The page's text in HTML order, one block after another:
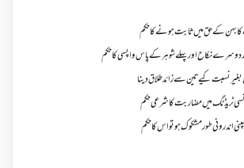
بہن کے حق میں ثابت ہونے کا حکم
دوسرے نکاح اور پہلے شوہر کے پاس واپسی کا حکم
نسبت کیے تین سے زائد طلاق دینا
ٹریڈنگ میں مضاربت کا شرعی حکم
اندرونی طور مشکوک ہو تو اس کا حکم